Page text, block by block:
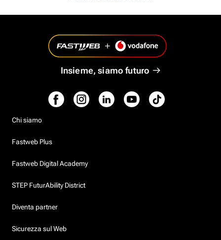
Insieme, siamo futuro
Chi siamo
Fastweb Plus
Fastweb Digital Academy
STEP FuturAbility District
Diventa partner
Sicurezza sul Web